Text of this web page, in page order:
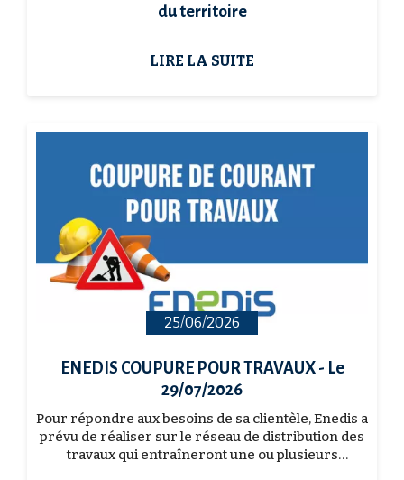
du territoire
LIRE LA SUITE
25/06/2026
ENEDIS COUPURE POUR TRAVAUX - Le
29/07/2026
Pour répondre aux besoins de sa clientèle, Enedis a
prévu de réaliser sur le réseau de distribution des
travaux qui entraîneront une ou plusieurs